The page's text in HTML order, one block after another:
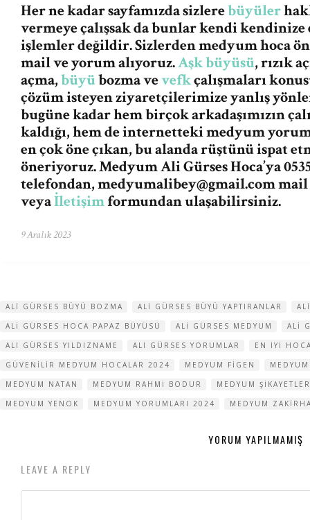
Her ne kadar sayfamızda sizlerebüyüler
vermeye çalışsak da bunlar kendi
işlemler değildir. Sizlerden medyum hoca
mail ve yorum alıyoruz.Aşk büyüsü, rızık
açma,büyübozma vevefkçalışmaları
çözüm isteyen ziyaretçilerimize yanlış
bugüne kadar hem birçok arkadaşımızın
kaldığı, hem de internetteki medyum
en çok öne çıkan, bu alanda rüştünü ispat
öneriyoruz. Medyum Ali Gürses Hoca’ya
telefondan,medyumalibey@gmail.commail
veyaİletişimformundan ulaşabilirsiniz.
9 Aralık 2023
ALI GÜRSES BÜYÜ BOZMA ALI GÜRSES BÜYÜ YAPTIRANLAR
ALI GÜRSES HOCA PAPAZ BÜYÜSÜ
ALI GÜRSES MEDYUM
ALI
ALI GÜRSES YILDIZNAME
ALI GÜRSES YORUMLAR
EN IYI
GÜVENILIR MEDYUM HOCALAR 2024
MEDYUM FIGEN
MEDYUM NATAN
MEDYUM RAHMI BODUR
MEDYUM
MEDYUM YENOK
MEDYUM YORUMLARI 2024 MEDYUM
YORUM YAPILMAMIŞ
LEAVE A REPLY